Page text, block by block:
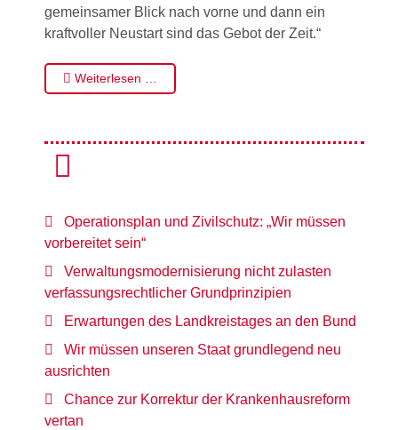
gemeinsamer Blick nach vorne und dann ein
kraftvoller Neustart sind das Gebot der Zeit.“
Weiterlesen …
Operationsplan und Zivilschutz: „Wir müssen
vorbereitet sein“
Verwaltungsmodernisierung nicht zulasten
verfassungsrechtlicher Grundprinzipien
Erwartungen des Landkreistages an den Bund
Wir müssen unseren Staat grundlegend neu
ausrichten
Chance zur Korrektur der Krankenhausreform
vertan